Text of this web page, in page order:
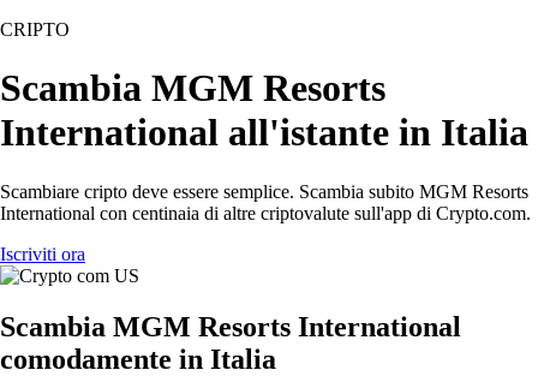
CRIPTO
Scambia MGM Resorts
International all'istante in Italia
Scambiare cripto deve essere semplice. Scambia subito MGM Resorts
International con centinaia di altre criptovalute sull'app di Crypto.com.
Iscriviti ora
Scambia MGM Resorts International
comodamente in Italia